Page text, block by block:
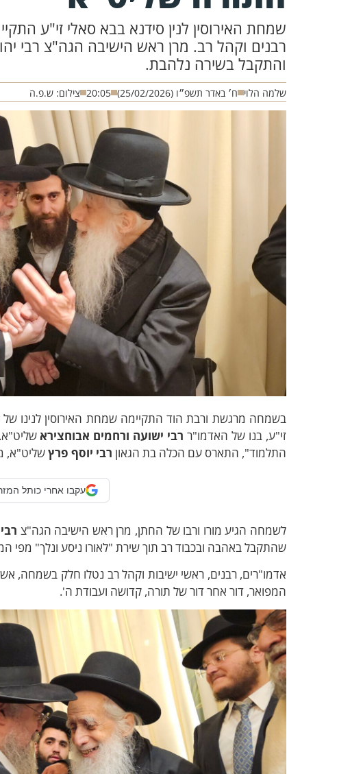
שמחת האירוסין לנין סידנא בבא סאלי זי"ע
רבנים וקהל רב. מרן ראש הישיבה הגה"צ רבי
והתקבל בשירה נלהבת.
שלמה הלוי ח׳ באדר תשפ״ו (25/02/2026) 20:05 צילום: ש.פ.ה
בשמחה מרגשת ורבת הוד התקיימה שמחת האירוסין לנינו
זי"ע, בנו של האדמו"ר רבי ישועה ורחמים אבוחצירא
התלמוד", התארס עם הכלה בת הגאון רבי יוסף פרץשליט"א,
עקבו אחרי כותל
לשמחה הגיע מורו ורבו של החתן, מרן ראש הישיבה הגה"צ
שהתקבל באהבה ובכבוד רב תוך שירת "לאורו ניסע ונלך" מפי
אדמו"רים, רבנים, ראשי ישיבות וקהל רב נטלו חלק בשמחה,
המפואר, דור אחר דור של תורה, קדושה ועבודת ה'.